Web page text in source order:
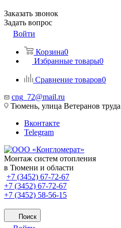
Заказать звонок
Задать вопрос
Войти
Корзина0
Избранные товары0
Сравнение товаров0
cng_72@mail.ru
Тюмень, улица Ветеранов труда
Вконтакте
Telegram
Монтаж систем отопления
в Тюмени и области
+7 (3452) 67-72-67
+7 (3452) 67-72-67
+7 (3452) 58-56-15
Поиск